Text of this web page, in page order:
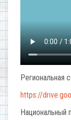
Региональная
https://
Национальный